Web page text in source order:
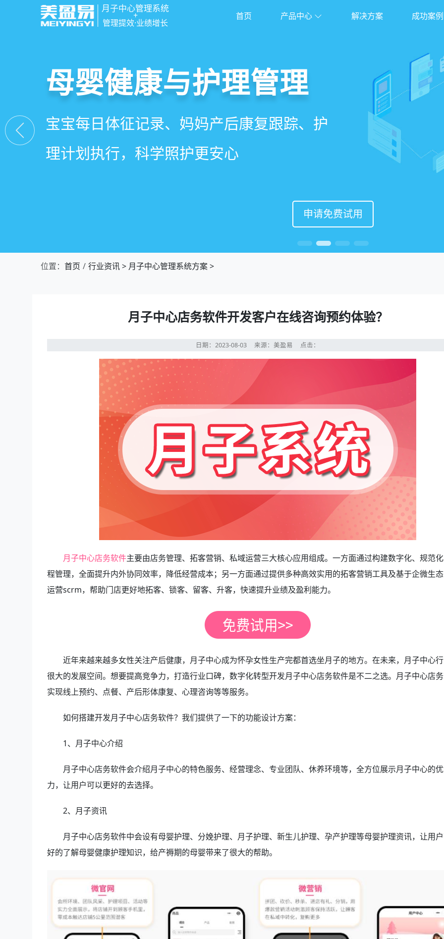
月子中心管理系统
+
管理提效·业绩增长
首页 产品中心 解决方案 成功案例
智慧月子中心管理系统
一站式解决月子中心入住、护理、餐饮、会员、
财务、营销全流程管理
申请免费试用
母婴健康与护理管理
宝宝每日体征记录、妈妈产后康复跟踪、护
理计划执行，科学照护更安心
申请免费试用
房态与预约管理
在线选房、预约入住、智能排房、资源调
度，提升入住率与客户满意度
申请免费试用
会员营销与智能锁客
会员积分、套餐定制、精准营销、客户关
怀，提升复购与转介绍
申请免费试用
位置： 首页 行业资讯> 月子中心管理系统方案>
月子中心店务软件开发客户在线咨询预约体验？
日期：2023-08-03来源：美盈易 点击：
月子中心店务软件主要由店务管理、拓客营销、私域运营三大核心应用组成。一方面通过构建数字化、规范
程管理，全面提升内外协同效率，降低经营成本；另一方面通过提供多种高效实用的拓客营销工具及基于企微生
运营scrm，帮助门店更好地拓客、锁客、留客、升客，快速提升业绩及盈利能力。
近年来越来越多女性关注产后健康，月子中心成为怀孕女性生产完都首选坐月子的地方。在未来，月子中心
很大的发展空间。想要提高竞争力，打造行业口碑，数字化转型开发月子中心店务软件是不二之选。月子中心店
实现线上预约、点餐、产后形体康复、心理咨询等等服务。
如何搭建开发月子中心店务软件？我们提供了一下的功能设计方案：
1、月子中心介绍
月子中心店务软件会介绍月子中心的特色服务、经营理念、专业团队、休养环境等，全方位展示月子中心的
力，让用户可以更好的去选择。
2、月子资讯
月子中心店务软件中会设有母婴护理、分娩护理、月子护理、新生儿护理、孕产护理等母婴护理资讯，让用
好的了解母婴健康护理知识，给产褥期的母婴带来了很大的帮助。